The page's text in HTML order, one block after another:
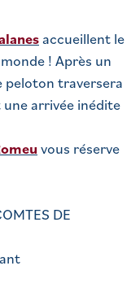
accueillent le
! Après un
peloton traversera
arrivée inédite
vous réserve
DE